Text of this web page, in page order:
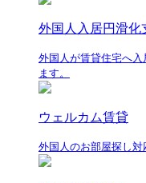
外国人入居円滑化
外国人が賃貸住宅へ
ます。
ウェルカム賃貸
外国人のお部屋探し対